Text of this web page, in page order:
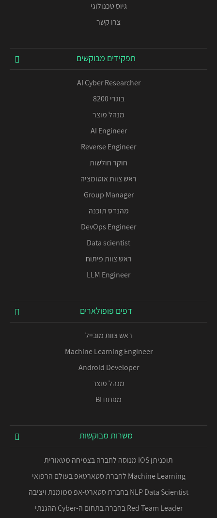
גיוס טכנולוגי
צרו קשר
תפקידים מבוקשים
AI Cyber Researcher
בוגרי 8200
מנהל מוצר
AI Engineer
Reverse Engineer
חוקר חולשות
ראש צוות אוטומציה
Group Manager
מהנדס תוכנה
DevOps Engineer
Data scientist
ראש צוות פיתוח
LLM Engineer
דפים פופולארים
ראש צוות מובייל
Machine Learning Engineer
Android Developer
מנהל מוצר
מפתח BI
משרות מבוקשות
תוכניתן IOS מנוסה לחברה בצמיחה מטאורית
Machine Learning לחברת סטארטאפ בעולם הרפואי
NLP Data Scientist בחברת סטארט-אפ ממומנת ויציבה
Red Team Leader בחברה בתחום ה-Cyber ההגנתי